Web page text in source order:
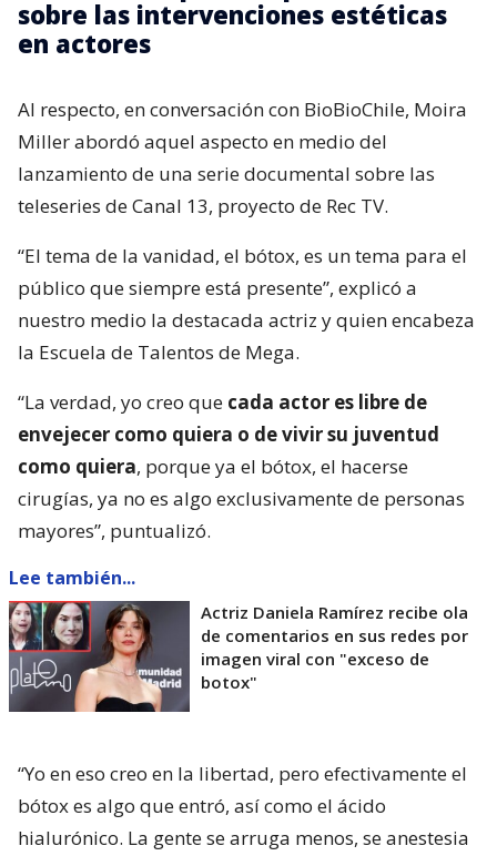
sobre las intervenciones estéticas
en actores
Al respecto, en conversación con BioBioChile, Moira
Miller abordó aquel aspecto en medio del
lanzamiento de una serie documental sobre las
teleseries de Canal 13, proyecto de Rec TV.
“El tema de la vanidad, el bótox, es un tema para el
público que siempre está presente”, explicó a
nuestro medio la destacada actriz y quien encabeza
la Escuela de Talentos de Mega.
“La verdad, yo creo que cada actor es libre de
envejecer como quiera o de vivir su juventud
como quiera, porque ya el bótox, el hacerse
cirugías, ya no es algo exclusivamente de personas
mayores”, puntualizó.
Lee también...
Actriz Daniela Ramírez recibe ola
de comentarios en sus redes por
imagen viral con "exceso de
botox"
“Yo en eso creo en la libertad, pero efectivamente el
bótox es algo que entró, así como el ácido
hialurónico. La gente se arruga menos, se anestesia